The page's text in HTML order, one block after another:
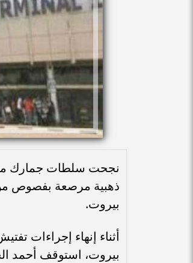
نجحت سلطات جمارك
ذهبية مرصعة بفصوص من
بيروت.
أثناء إنهاء إجراءات
بيروت، استوقف أحمد